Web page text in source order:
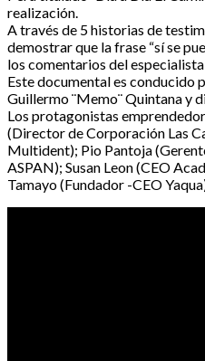
realización.
A través de 5 historias de
demostrar que la frase “sí se
los comentarios del
Este documental es
Guillermo ¨Memo¨ Quintana y
Los protagonistas
(Director de Corporación Las
Multident); Pio Pantoja
ASPAN); Susan Leon (CEO
Tamayo (Fundador -CEO